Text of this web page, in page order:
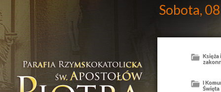
Sobota,
Księża
I
Święta